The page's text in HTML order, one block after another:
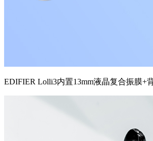
EDIFIER Lolli3内置13mm液晶复合振膜+